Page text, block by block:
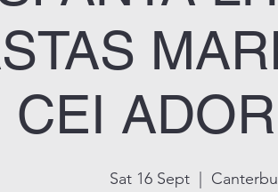
CEI
Sat 16 Sept
  |